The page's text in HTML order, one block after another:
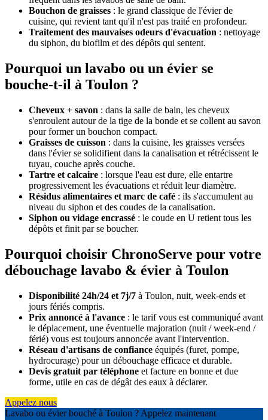
Bouchon de graisses : le grand classique de l'évier de
cuisine, qui revient tant qu'il n'est pas traité en profondeur.
Traitement des mauvaises odeurs d'évacuation : nettoyage
du siphon, du biofilm et des dépôts qui sentent.
Pourquoi un lavabo ou un évier se
bouche-t-il à Toulon ?
Cheveux + savon : dans la salle de bain, les cheveux
s'enroulent autour de la tige de la bonde et se collent au savon
pour former un bouchon compact.
Graisses de cuisson : dans la cuisine, les graisses versées
dans l'évier se solidifient dans la canalisation et rétrécissent le
tuyau, couche après couche.
Tartre et calcaire : lorsque l'eau est dure, elle entartre
progressivement les évacuations et réduit leur diamètre.
Résidus alimentaires et marc de café : ils s'accumulent au
niveau du siphon et des coudes de la canalisation.
Siphon ou vidage encrassé : le coude en U retient tous les
dépôts et finit par se boucher.
Pourquoi choisir ChronoServe pour votre
débouchage lavabo & évier à Toulon
Disponibilité 24h/24 et 7j/7 à Toulon, nuit, week-ends et
jours fériés compris.
Prix annoncé à l'avance : le tarif vous est communiqué avant
le déplacement, une éventuelle majoration (nuit / week-end /
férié) vous est toujours annoncée avant l'intervention.
Réseau d'artisans de confiance équipés (furet, pompe,
hydrocurage) pour un débouchage efficace et durable.
Devis gratuit par téléphone et facture en bonne et due
forme, utile en cas de dégât des eaux à déclarer.
Appelez nous
Lavabo ou évier bouché à Toulon ? Appelez maintenant